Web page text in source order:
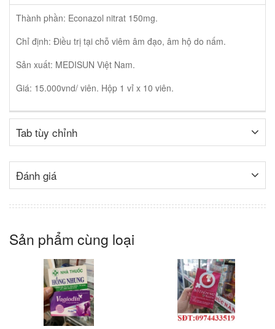
Thành phần: Econazol nitrat 150mg.
Chỉ định: Điều trị tại chỗ viêm âm đạo, âm hộ do nấm.
Sản xuất: MEDISUN Việt Nam.
Giá: 15.000vnd/ viên. Hộp 1 vỉ x 10 viên.
Tab tùy chỉnh
Đánh giá
Sản phẩm cùng loại